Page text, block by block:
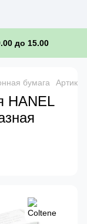
до 15.00
бумага
HANEL